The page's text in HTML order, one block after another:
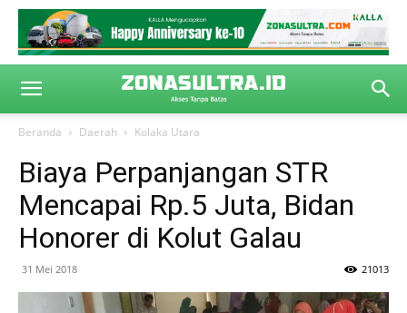
Beranda Daerah Kolaka Utara
Biaya Perpanjangan STR
Mencapai Rp.5 Juta, Bidan
Honorer di Kolut Galau
31 Mei 2018 21013